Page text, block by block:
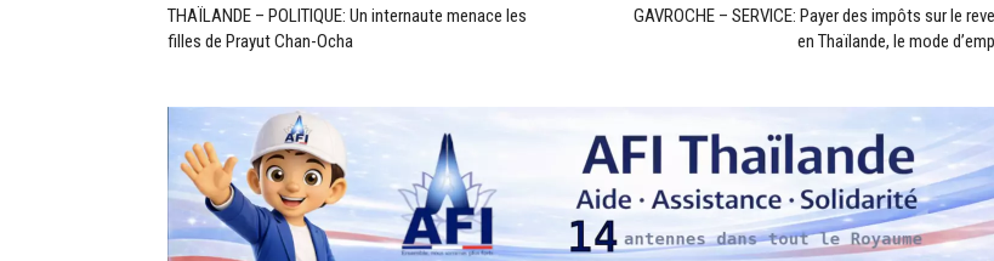
THAÏLANDE – POLITIQUE: Un internaute menace les
filles de Prayut Chan-Ocha
GAVROCHE – SERVICE: Payer des impôts sur le
en Thaïlande, le mode